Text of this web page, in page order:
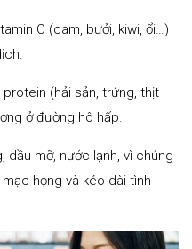
C (cam, bưởi, kiwi, ổi…)
(hải sản, trứng, thịt
ở đường hô hấp.
dầu mỡ, nước lạnh, vì chúng
họng và kéo dài tình